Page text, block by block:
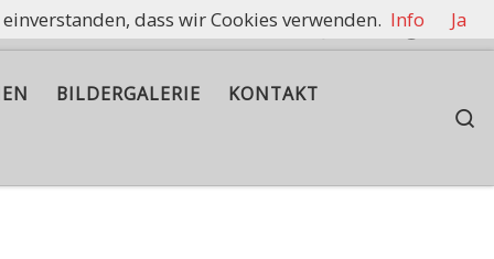
zu halten.
BILDERGALERIE
KONTAKT
dass wir Cookies verwenden. Info Ja